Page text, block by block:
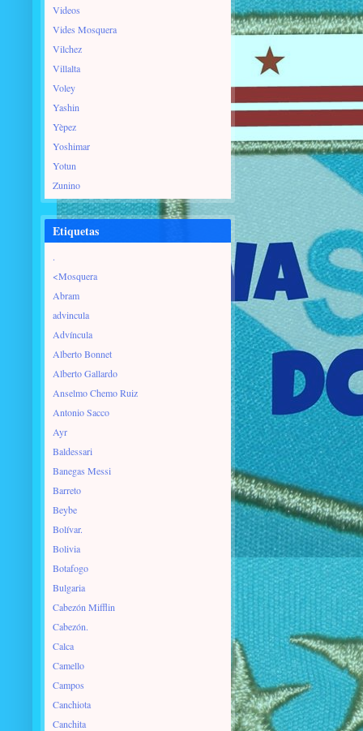
Videos
Vides Mosquera
Vilchez
Villalta
Voley
Yashin
Yèpez
Yoshimar
Yotun
Zunino
Etiquetas
.
<Mosquera
Abram
advincula
Advíncula
Alberto Bonnet
Alberto Gallardo
Anselmo Chemo Ruiz
Antonio Sacco
Ayr
Baldessari
Banegas Messi
Barreto
Beybe
Bolívar.
Bolivia
Botafogo
Bulgaria
Cabezón Mifflin
Cabezón.
Calca
Camello
Campos
Canchiota
Canchita